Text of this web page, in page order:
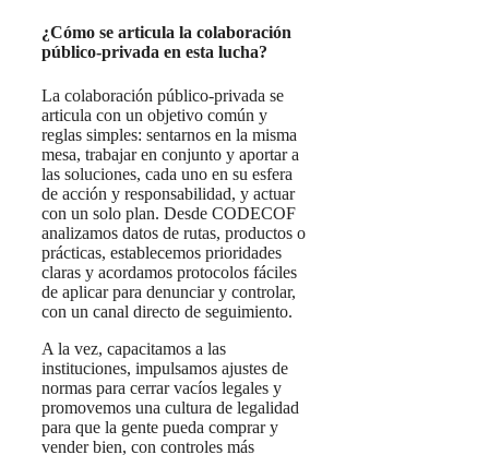
¿Cómo se articula la colaboración
público-privada en esta lucha?
La colaboración público-privada se
articula con un objetivo común y
reglas simples: sentarnos en la misma
mesa, trabajar en conjunto y aportar a
las soluciones, cada uno en su esfera
de acción y responsabilidad, y actuar
con un solo plan. Desde CODECOF
analizamos datos de rutas, productos o
prácticas, establecemos prioridades
claras y acordamos protocolos fáciles
de aplicar para denunciar y controlar,
con un canal directo de seguimiento.
A la vez, capacitamos a las
instituciones, impulsamos ajustes de
normas para cerrar vacíos legales y
promovemos una cultura de legalidad
para que la gente pueda comprar y
vender bien, con controles más